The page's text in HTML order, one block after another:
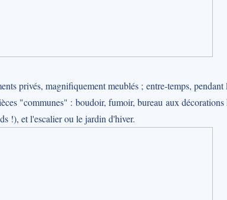
privés, magnifiquement meublés ; entre-temps, pendant
"communes" : boudoir, fumoir, bureau aux
!), et l'escalier ou le jardin d'hiver.